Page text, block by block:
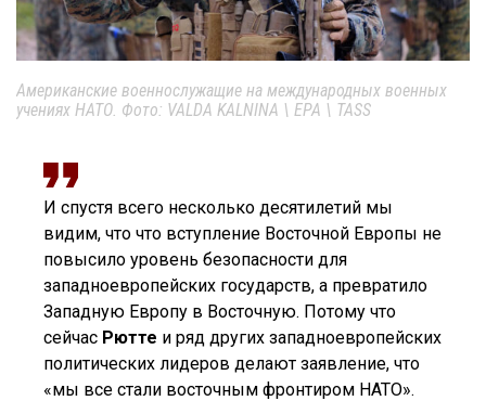
Американские военнослужащие на международных военных
учениях НАТО. Фото: VALDA KALNINA \ EPA \ TASS
И спустя всего несколько десятилетий мы
видим, что что вступление Восточной Европы не
повысило уровень безопасности для
западноевропейских государств, а превратило
Западную Европу в Восточную. Потому что
сейчас Рютте и ряд других западноевропейских
политических лидеров делают заявление, что
«мы все стали восточным фронтиром НАТО».